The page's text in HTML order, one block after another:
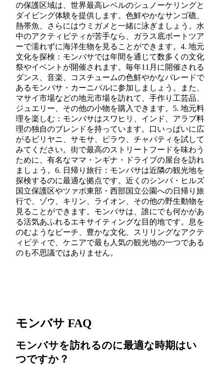
の保護区域は、世界最高レベルのシュノーケリングと
ダイビング体験を提供します。色鮮やかなサンゴ礁、
熱帯魚、さらにはウミガメと一緒に泳ぎましょう。水
中のアクティビティが苦手なら、ガラス底ボートツア
ーで濡れずに海洋生物を見ることができます。4. 地元
文化を探検：モンバサでは年間を通じて数多くの文化
祭やイベントが開催されます。毎年11月に開催される
ダンス、音楽、コスチュームの色鮮やかなパレードで
あるモンバサ・カーニバルに参加しましょう。また、
マサイ市場などの地元市場を訪れて、手作り工芸品、
ジュエリー、その他の小物を購入できます。5. 地元料
理を楽しむ：モンバサはスワヒリ、インド、アラブ料
理の独自のブレンドを持っています。口いっぱいに広
がるビリヤニ、サモサ、ピラウ、チャパティを試して
みてください。街で最高のストリートフードを味わう
ために、有名なママ・ンギナ・ドライブの屋台を訪れ
ましょう。6. 日帰り旅行：モンバサは近隣の観光地を
探検するのに最適な拠点です。近くのシンバ・ヒルズ
国立保護区やツァボ東部・西部国立公園への日帰り旅
行で、ゾウ、キリン、ライオン、その他の野生動物を
見ることができます。モンバサは、誰にでも何かがあ
る活気あふれるエキサイティングな目的地です。息を
のむようなビーチ、豊かな文化、スリリングなアクテ
ィビティで、ケニアで最も人気の観光地の一つである
のも不思議ではありません。
モンバサ FAQ
モンバサを訪れるのに最適な時期はい
つですか？